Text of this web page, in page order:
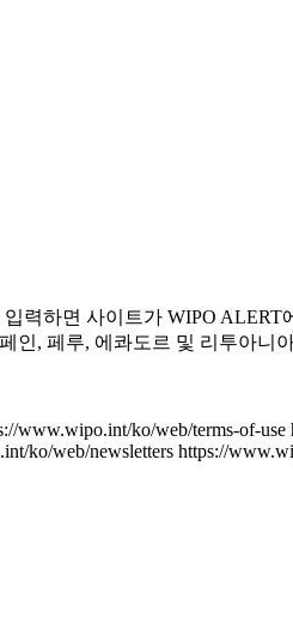
력하면 사이트가 WIPO
인, 페루, 에콰도르 및 리투아니
www.wipo.int/ko/web/terms-of-use
ko/web/newsletters https://